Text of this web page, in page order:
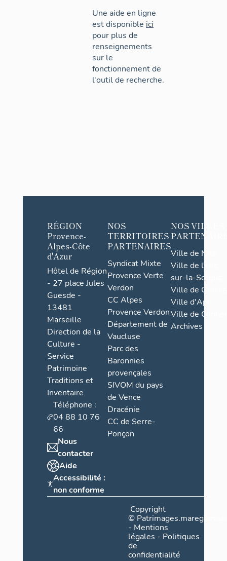
Une aide en ligne
est disponible ici
pour plus de
renseignements
sur le
fonctionnement de
l'outil de recherche.
RÉGION
Provence-
Alpes-Côte
d'Azur
Hôtel de Région
- 27 place Jules
Guesde -
13481
Marseille
Direction de la
Culture -
Service
Patrimoine
Traditions et
Inventaire
Téléphone :
04 88 10 76
66
Nous
contacter
Aide
Accessibilité :
non conforme
NOS
TERRITOIRES
PARTENAIRES
Syndicat Mixte
Provence Verte
Verdon
CC Alpes
Provence Verdon
Département de
Vaucluse
Parc des
Baronnies
provençales
SIVOM du pays
de Vence
Dracénie
CC de Serre-
Ponçon
NOS VILLES
Ville de Nice
Ville de l'Isle-
sur-la-Sorgue
Ville de Grasse
Ville d'Apt
Ville de
Archives
Copyright
©
- Mentions
légales - Politiques
de
confidentialité